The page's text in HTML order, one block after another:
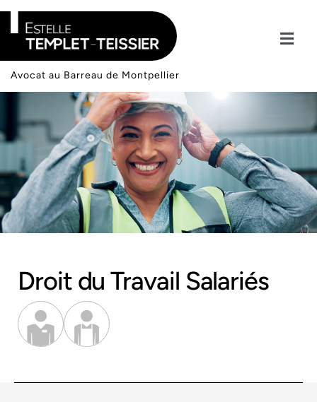
Avocat au Barreau de Montpellier
Droit du Travail Salariés